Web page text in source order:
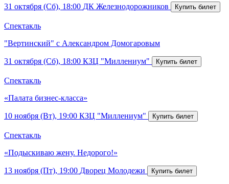
31 октября (Сб), 18:00 ДК Железнодорожников
Спектакль
"Вертинский" с Александром Домогаровым
31 октября (Сб), 18:00 КЗЦ "Миллениум"
Спектакль
«Палата бизнес-класса»
10 ноября (Вт), 19:00 КЗЦ "Миллениум"
Спектакль
«Подыскиваю жену. Недорого!»
13 ноября (Пт), 19:00 Дворец Молодежи